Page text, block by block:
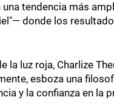
tendencia más
donde los
la luz roja, Charlize
esboza una
y la confianza en la